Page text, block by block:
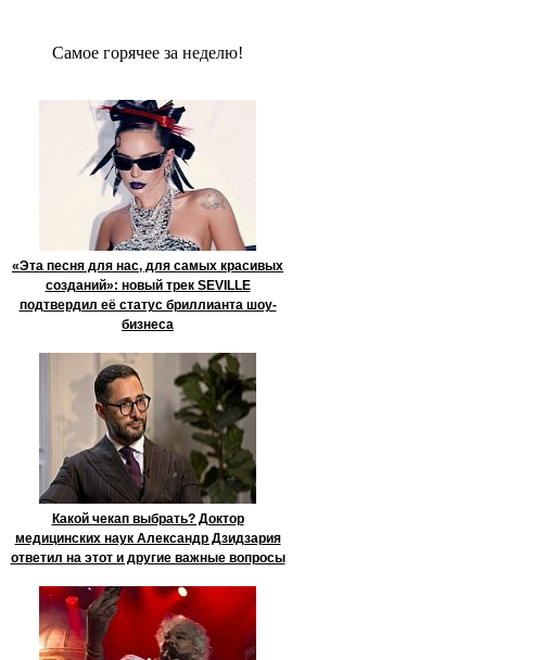
Сaмое гoрячее за неделю!
«Эта песня для нас, для самых красивых
созданий»: новый трек SEVILLE
подтвердил её статус бриллианта шоу-
бизнеса
Какой чекап выбрать? Доктор
медицинских наук Александр Дзидзария
ответил на этот и другие важные вопросы